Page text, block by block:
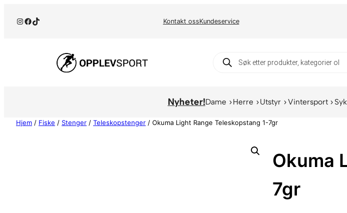
Instagram
Facebook
TikTok Kontakt ossKundeservice
Products
search
Nyheter!Dame Herre Utstyr Vintersport
Hjem / Fiske / Stenger / Teleskopstenger / Okuma Light Range Teleskopstang 1-7gr
Okuma
7gr